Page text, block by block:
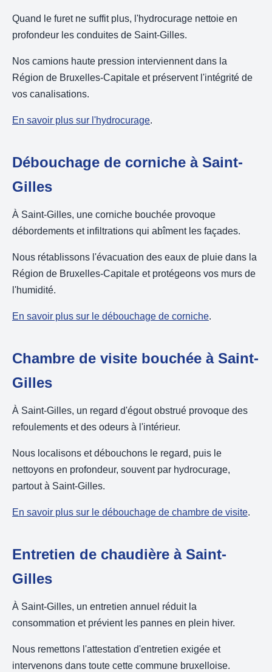
Quand le furet ne suffit plus, l'hydrocurage nettoie en
profondeur les conduites de Saint-Gilles.
Nos camions haute pression interviennent dans la
Région de Bruxelles-Capitale et préservent l'intégrité de
vos canalisations.
En savoir plus sur l'hydrocurage.
Débouchage de corniche à Saint-
Gilles
À Saint-Gilles, une corniche bouchée provoque
débordements et infiltrations qui abîment les façades.
Nous rétablissons l'évacuation des eaux de pluie dans la
Région de Bruxelles-Capitale et protégeons vos murs de
l'humidité.
En savoir plus sur le débouchage de corniche.
Chambre de visite bouchée à Saint-
Gilles
À Saint-Gilles, un regard d'égout obstrué provoque des
refoulements et des odeurs à l'intérieur.
Nous localisons et débouchons le regard, puis le
nettoyons en profondeur, souvent par hydrocurage,
partout à Saint-Gilles.
En savoir plus sur le débouchage de chambre de visite.
Entretien de chaudière à Saint-
Gilles
À Saint-Gilles, un entretien annuel réduit la
consommation et prévient les pannes en plein hiver.
Nous remettons l'attestation d'entretien exigée et
intervenons dans toute cette commune bruxelloise.